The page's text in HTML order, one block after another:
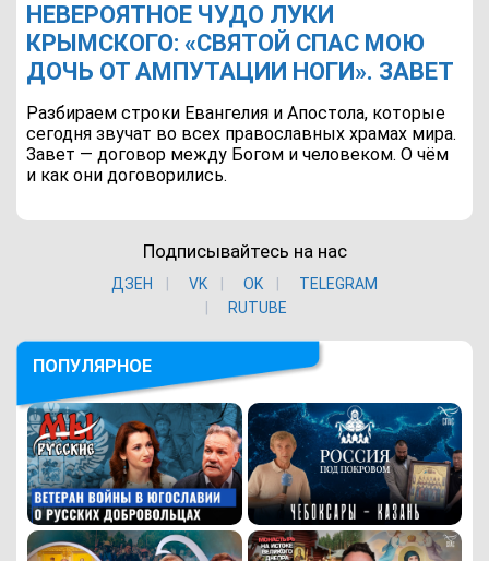
НЕВЕРОЯТНОЕ ЧУДО ЛУКИ
КРЫМСКОГО: «СВЯТОЙ СПАС МОЮ
ДОЧЬ ОТ АМПУТАЦИИ НОГИ». ЗАВЕТ
Разбираем строки Евангелия и Апостола, которые
сегодня звучат во всех православных храмах мира.
Завет — договор между Богом и человеком. О чём
и как они договорились.
Подписывайтесь на нас
ДЗЕН VK ОK
TELEGRAM
RUTUBE
ПОПУЛЯРНОЕ